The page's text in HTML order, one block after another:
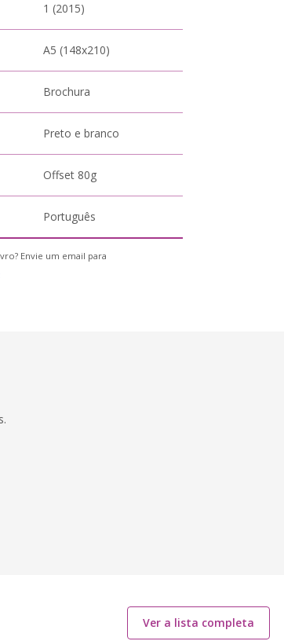
1 (2015)
A5 (148x210)
Brochura
Preto e branco
Offset 80g
Português
Envie um email para
Ver a lista completa